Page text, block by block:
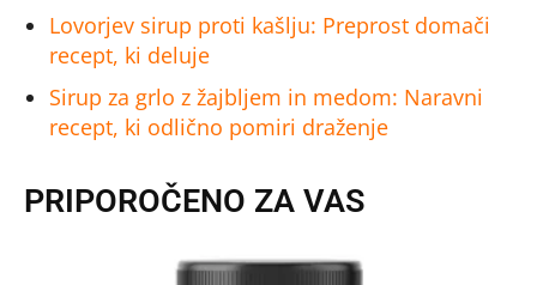
Lovorjev sirup proti kašlju: Preprost domači
recept, ki deluje
Sirup za grlo z žajbljem in medom: Naravni
recept, ki odlično pomiri draženje
PRIPOROČENO ZA VAS